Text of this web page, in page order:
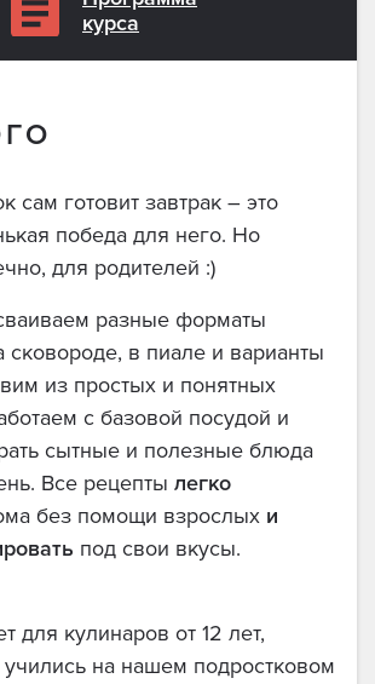
курса
сам готовит завтрак – это
победа для него. Но
для родителей :)
разные форматы
сковороде, в пиале и варианты
из простых и понятных
с базовой посудой и
сытные и полезные блюда
Все рецепты легко
без помощи взрослых и
под свои вкусы.
для кулинаров от 12 лет,
на нашем подростковом